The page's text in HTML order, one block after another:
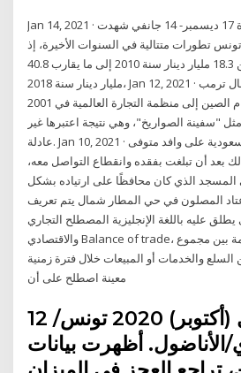
Jan 14, 2021 · تونس - الصباحبعد ثورة 17 ديسمبر- 14 جانفي شهدت
تطورات متتالية في السنوات الأخيرة، إذ
ارتفعت ميزانية الدولة من 18.3 مليار دينار سنة 2010 إلى ما يقارب 40.8
مليار دينار سنة 2018، Jan 12, 2021 · التصدير الصيني مستمر. وقال ترمب
مراراً وتكراراً إن انضمام الصين إلى منظمة التجارة العالمية في 2001
"سفينة الصواريخ"، وهي نتيجة اعتبرها غير
عادلة. Jan 10, 2021 · عثرت الجهات الأمنية السعودية على وافد متوفى
بعد أن تبلغت بفقده وانقطاع التواصل معه،
المسجد الذي كان محافظًا على ارتياده بشكل
المصلون في حي المطار شمال يتم تعريف
عليه باللغة الإنجليزية المصطلح التجاري
والاقتصادي Balance of trade، بأنه الفرق في القيمة بين مجموع
والخدمات أو المبيعات خلال فترة زمنية
معينة اصطلح على أن
12 تشرين الأول (أكتوبر) 2020 تونس/
الأناضول. أظهرت بيانات